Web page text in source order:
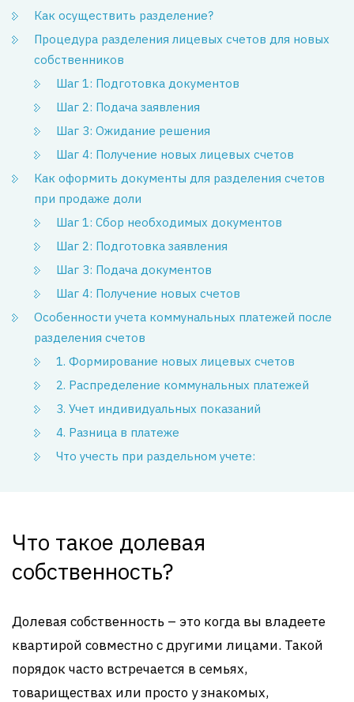
Как осуществить разделение?
Процедура разделения лицевых счетов для новых
собственников
Шаг 1: Подготовка документов
Шаг 2: Подача заявления
Шаг 3: Ожидание решения
Шаг 4: Получение новых лицевых счетов
Как оформить документы для разделения счетов
при продаже доли
Шаг 1: Сбор необходимых документов
Шаг 2: Подготовка заявления
Шаг 3: Подача документов
Шаг 4: Получение новых счетов
Особенности учета коммунальных платежей после
разделения счетов
1. Формирование новых лицевых счетов
2. Распределение коммунальных платежей
3. Учет индивидуальных показаний
4. Разница в платеже
Что учесть при раздельном учете:
Что такое долевая
собственность?
Долевая собственность – это когда вы владеете
квартирой совместно с другими лицами. Такой
порядок часто встречается в семьях,
товариществах или просто у знакомых,